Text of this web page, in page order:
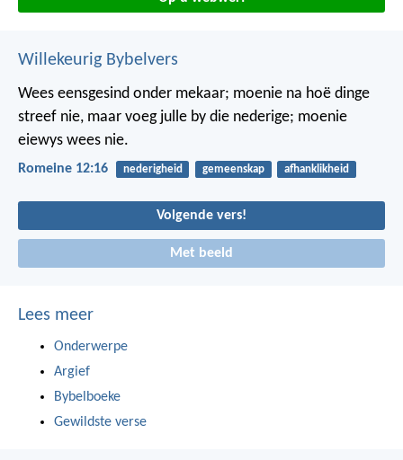
Willekeurig Bybelvers
Wees eensgesind onder mekaar; moenie na hoë dinge
streef nie, maar voeg julle by die nederige; moenie
eiewys wees nie.
Romeine 12:16 nederigheid gemeenskap afhanklikheid
Volgende vers!
Met beeld
Lees meer
Onderwerpe
Argief
Bybelboeke
Gewildste verse